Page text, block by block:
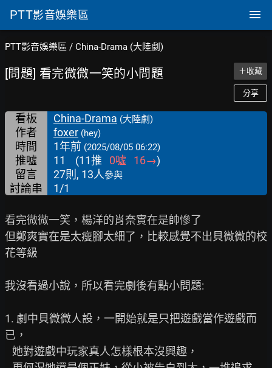
PTT影音娛樂區
PTT影音娛樂區 / China-Drama (大陸劇)
[問題] 看完微微一笑的小問題 ＋收藏
分享
看板 China-Drama (大陸劇)
作者 foxer (hey)
時間 1年前 (2025/08/05 06:22)
推噓 11 (11推 0噓 16→)
留言
27則, 13人參與
討論串 1/1
看完微微一笑，楊洋的肖奈實在是帥慘了
但鄭爽實在是太瘦腳太細了，比較感覺不出貝微微的校
花等級
我沒看過小說，所以看完劇後有點小問題:
1. 劇中貝微微人設，一開始就是只把遊戲當作遊戲而
已，